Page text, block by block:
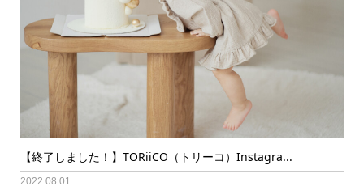
【終了しました！】TORiiCO（トリーコ）Instagra...
2022.08.01